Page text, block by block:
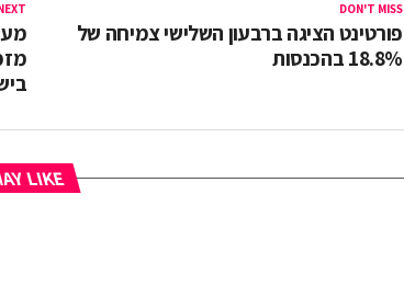
DON'T MISS
פורטינט הציגה ברבעון השלישי צמיחה של
18.8% בהכנסות
LIKE